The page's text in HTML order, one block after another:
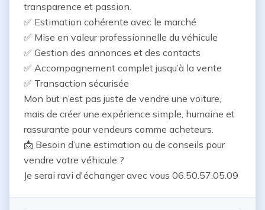
transparence et passion.
✅ Estimation cohérente avec le marché
✅ Mise en valeur professionnelle du véhicule
✅ Gestion des annonces et des contacts
✅ Accompagnement complet jusqu’à la vente
✅ Transaction sécurisée
Mon but n’est pas juste de vendre une voiture,
mais de créer une expérience simple, humaine et
rassurante pour vendeurs comme acheteurs.
📩 Besoin d’une estimation ou de conseils pour
vendre votre véhicule ?
Je serai ravi d'échanger avec vous 06.50.57.05.09